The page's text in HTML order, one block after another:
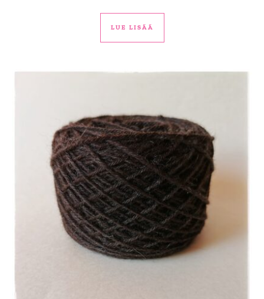
LUE LISÄÄ